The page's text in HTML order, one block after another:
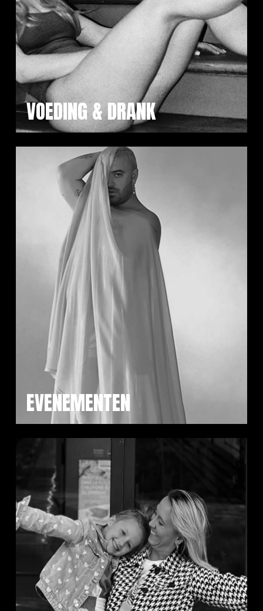
VOEDING & DRANK
EVENEMENTEN